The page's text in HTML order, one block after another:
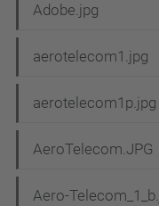
Adobe.jpg
aerotelecom1.jpg
aerotelecom1p.jpg
AeroTelecom.JPG
Aero-